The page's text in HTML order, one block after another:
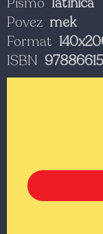
Povez mek
Format
ISBN